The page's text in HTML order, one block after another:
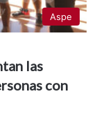
Aspe
las
con